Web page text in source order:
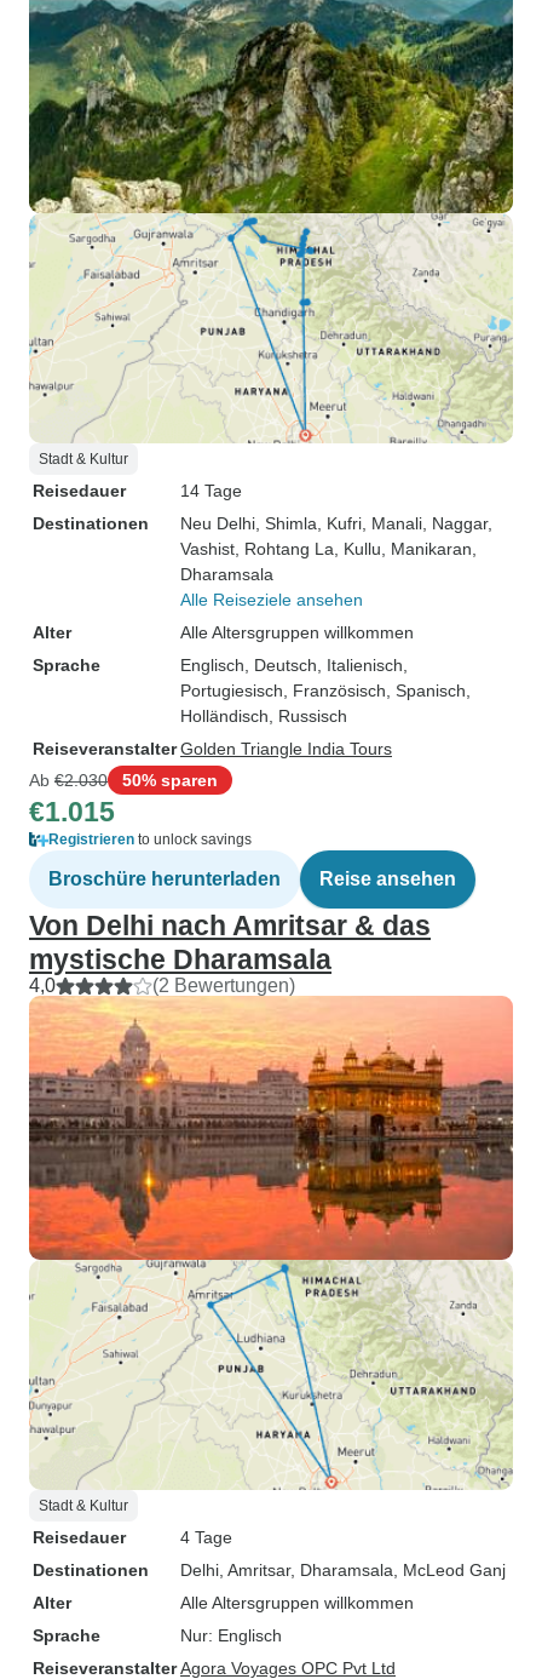
Stadt & Kultur
Reisedauer
14 Tage
Destinationen
Neu Delhi , Shimla , Kufri , Manali , Naggar,
Vashist , Rohtang La , Kullu , Manikaran
Dharamsala
Alle Reiseziele ansehen
Alter
Alle Altersgruppen willkommen
Sprache
Englisch, Deutsch, Italienisch,
Portugiesisch, Französisch, Spanisch,
Holländisch, Russisch
ReiseveranstalterGolden Triangle India Tours
Ab €2.030 50% sparen
€1.015
Registrieren to unlock savings
Broschüre herunterladen Reise ansehen
Von Delhi nach Amritsar & das
mystische Dharamsala
4,0 (2 Bewertungen)
Stadt & Kultur
Reisedauer
4 Tage
Destinationen
Delhi , Amritsar, Dharamsala , McLeod Ganj
Alter
Alle Altersgruppen willkommen
Sprache
Nur: Englisch
ReiseveranstalterAgora Voyages OPC Pvt Ltd